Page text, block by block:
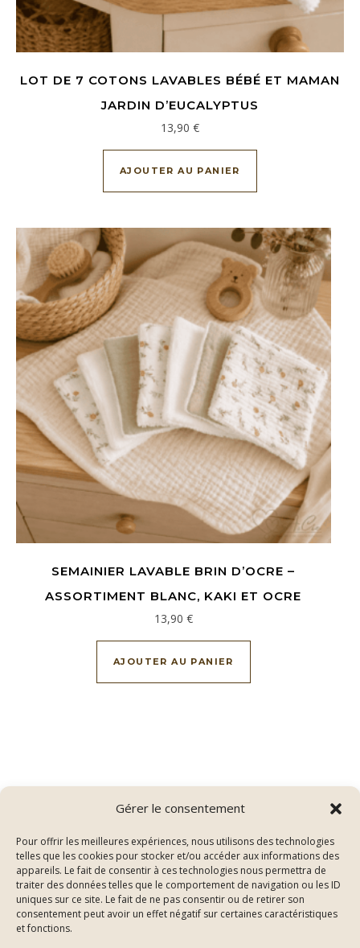
Gérer le consentement
Pour offrir les meilleures expériences, nous utilisons des technologies
telles que les cookies pour stocker et/ou accéder aux informations des
appareils. Le fait de consentir à ces technologies nous permettra de
traiter des données telles que le comportement de navigation ou les ID
uniques sur ce site. Le fait de ne pas consentir ou de retirer son
consentement peut avoir un effet négatif sur certaines caractéristiques
et fonctions.
LOT DE 7 COTONS LAVABLES BÉBÉ ET MAMAN
JARDIN D’EUCALYPTUS
13,90 €
AJOUTER AU PANIER
SEMAINIER LAVABLE BRIN D’OCRE –
ASSORTIMENT BLANC, KAKI ET OCRE
13,90 €
AJOUTER AU PANIER
Thème Bard parWP Royal.